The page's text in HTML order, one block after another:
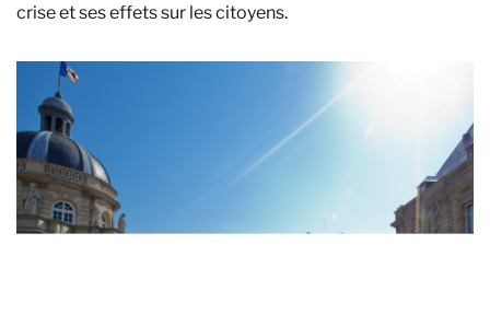
crise et ses effets sur les citoyens.